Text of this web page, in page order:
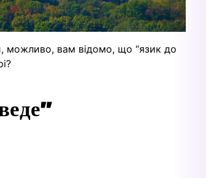
можливо, вам відомо, що “язик до